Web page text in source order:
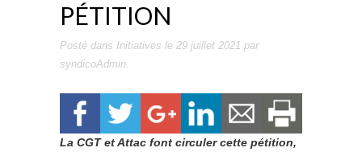
PÉTITION
Posté dans Initiatives le 29 juillet 2021 par
syndicoAdmin.
La CGT et Attac font circuler cette pétition,